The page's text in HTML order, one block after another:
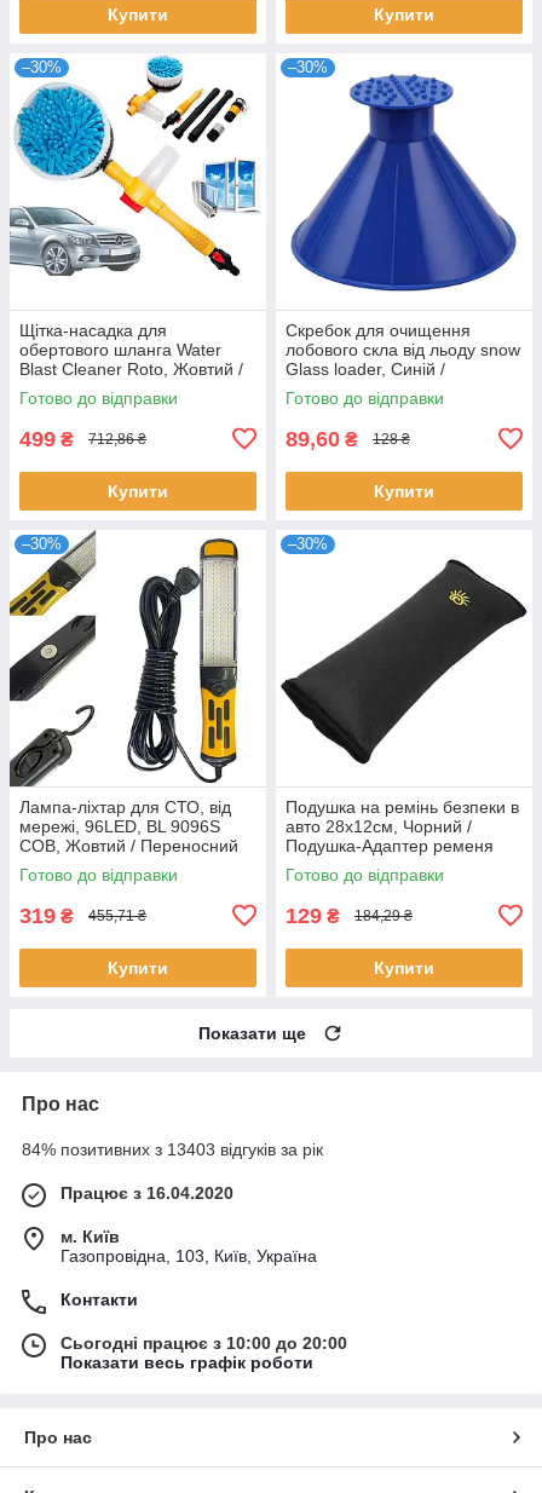
Купити Купити
–30%
Щітка-насадка для
обертового шланга Water
Blast Cleaner Roto, Жовтий /
Насадка для шланга
Готово до відправки
499 ₴ 712,86 ₴
Купити
–30%
Скребок для очищення
лобового скла від льоду snow
Glass loader, Синій /
Автомобільний очисник
Готово до відправки
89,60 ₴ 128 ₴
Купити
–30%
Лампа-ліхтар для СТО, від
мережі, 96LED, BL 9096S
COB, Жовтий / Переносний
ліхтарик для ремонту /
Автомобільний ліхтар
Готово до відправки
319 ₴ 455,71 ₴
Купити
–30%
Подушка на ремінь безпеки в
авто 28х12см, Чорний /
Подушка-Адаптер ременя
безпеки для дітей
Готово до відправки
129 ₴ 184,29 ₴
Купити
Показати ще
Про нас
84% позитивних з 13403 відгуків за рік
Працює з 16.04.2020
м. Київ
Газопровідна, 103, Київ, Україна
Контакти
Сьогодні працює з 10:00 до 20:00
Показати весь графік роботи
Про нас